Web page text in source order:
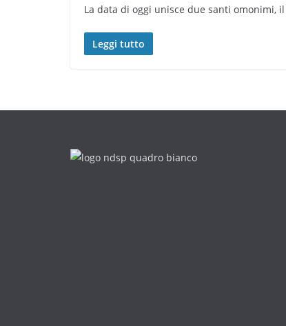
La data di oggi unisce due santi omonimi,
Leggi tutto